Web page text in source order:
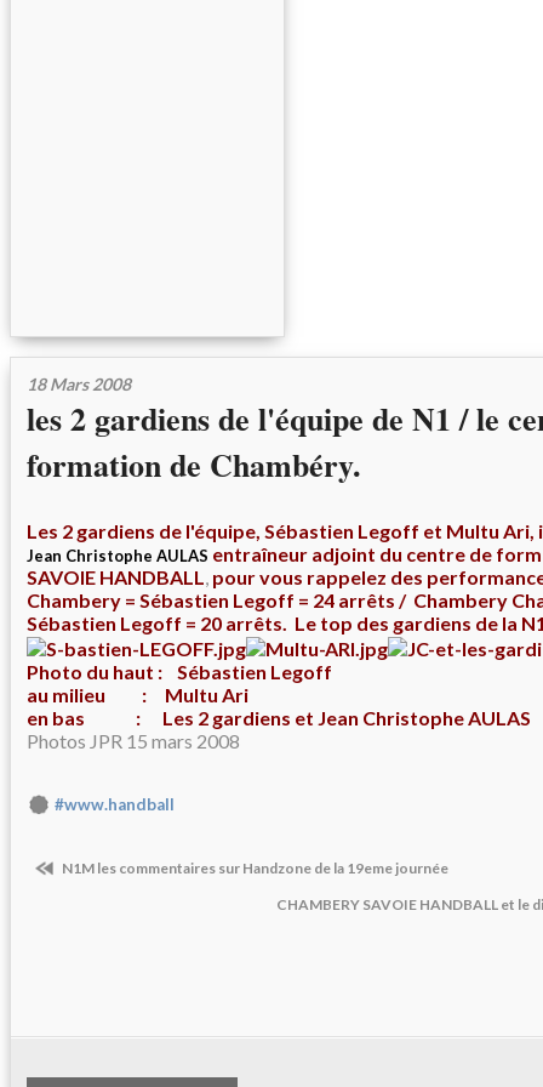
18 Mars 2008
les 2 gardiens de l'équipe de N1 / le
formation de Chambéry.
Les 2 gardiens de l'équipe, Sébastien Legoff et Multu
Jean Christophe AULAS entraîneur adjoint du centre de
SAVOIE HANDBALL, pour vous rappelez des
Chambery = Sébastien Legoff = 24 arrêts / Chambery
Sébastien Legoff = 20 arrêts. Le top des gardiens de la
Photo du haut : Sébastien Legoff
au milieu : Multu Ari
en bas : Les 2 gardiens et Jean Christophe AULAS
Photos JPR 15 mars 2008
#www.handball
N1M les commentaires sur Handzone de la 19eme journée
CHAMBERY SAVOIE HANDBALL et